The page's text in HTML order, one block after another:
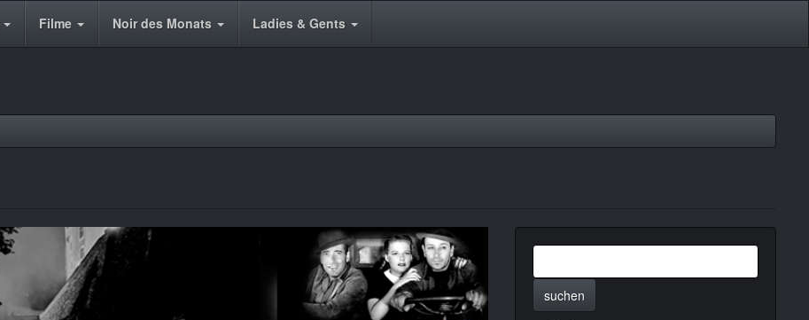
Filme Noir des Monats Ladies & Gents
suchen